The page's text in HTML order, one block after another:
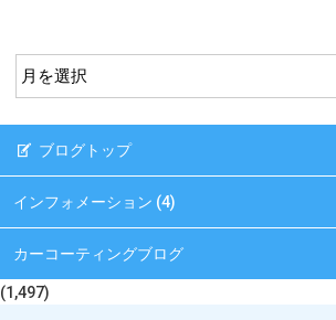
ブログトップ
インフォメーション (4)
カーコーティングブログ
(1,497)